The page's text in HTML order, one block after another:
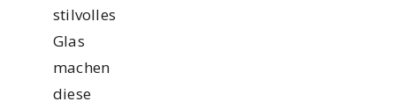
stilvolles
Glas
machen
diese